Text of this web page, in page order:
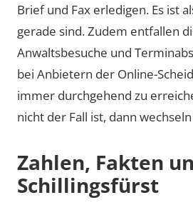
Brief und Fax erledigen. Es ist
gerade sind. Zudem entfallen
Anwaltsbesuche und
bei Anbietern der Online-
immer durchgehend zu
nicht der Fall ist, dann wechseln
Zahlen, Fakten
Schillingsfürst